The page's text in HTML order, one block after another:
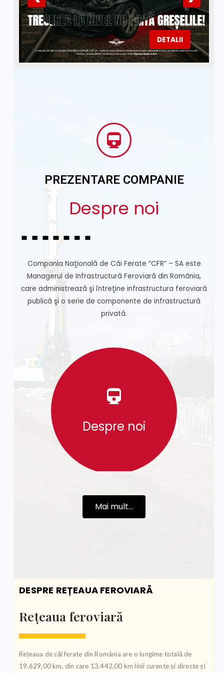
DETALII
PREZENTARE COMPANIE
Despre noi
Compania Naţională de Căi Ferate “CFR” – SA este
Managerul de Infrastructură Feroviară din România,
care administrează şi întreţine infrastructura feroviară
publică şi o serie de componente de infrastructură
privată.
Despre noi
Despre noi
Mai mult...
DESPRE REȚEAUA FEROVIARĂ
Rețeaua feroviară
Rețeaua de căi ferate din România are o lungime totală de
19.629,00 km, din care 13.442,00 km linii curente și directe și